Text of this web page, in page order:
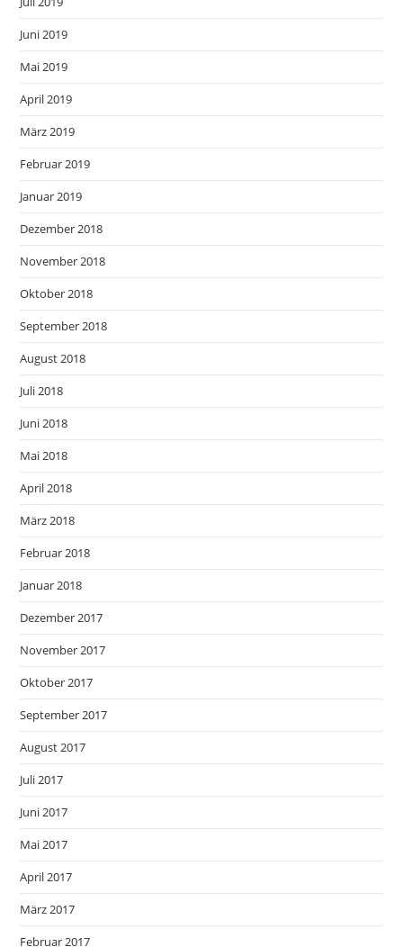
Juni 2019
Mai 2019
April 2019
März 2019
Februar 2019
Januar 2019
Dezember 2018
November 2018
Oktober 2018
September 2018
August 2018
Juli 2018
Juni 2018
Mai 2018
April 2018
März 2018
Februar 2018
Januar 2018
Dezember 2017
November 2017
Oktober 2017
September 2017
August 2017
Juli 2017
Juni 2017
Mai 2017
April 2017
März 2017
Februar 2017